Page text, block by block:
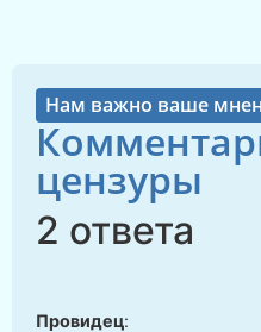
Нам важно ваше
цензуры
2 ответа
Провидец: